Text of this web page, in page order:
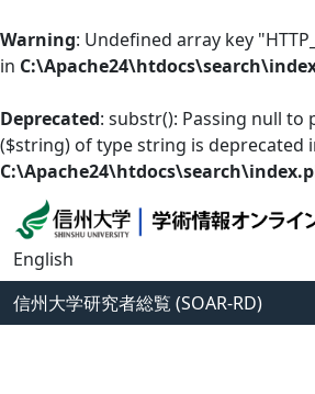
Warning: Undefined array key
in
Deprecated: substr(): Passing null to
($string) of type string is deprecated
English
信州大学研究者総覧 (SOAR-RD)